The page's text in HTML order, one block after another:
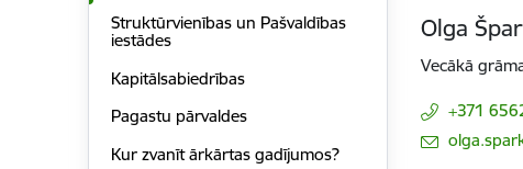
Struktūrvienības un Pašvaldības
iestādes
Kapitālsabiedrības
Pagastu pārvaldes
Kur zvanīt ārkārtas gadījumos?
Olga
Vecākā
+371
E-pasts: